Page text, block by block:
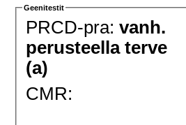
Geenitestit
PRCD-pra:vanh.
perusteella terve
(a)
CMR: